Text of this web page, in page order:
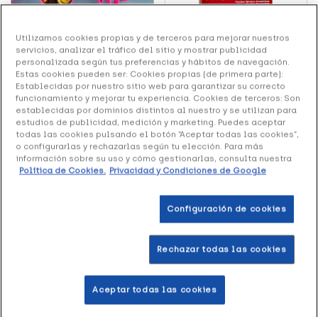
DIETÉTICA | NUTRICIÓN
Plan de Nutrición
Welnia
Recibe asesoramiento
nutricional gratuito.
Thermacare Adaptable
Parches Térmicos, 3
Unidade...
10.45 €
Utilizamos cookies propias y de terceros para mejorar nuestros
servicios, analizar el tráfico del sitio y mostrar publicidad
personalizada según tus preferencias y hábitos de navegación.
Estas cookies pueden ser: Cookies propias (de primera parte):
Establecidas por nuestro sitio web para garantizar su correcto
funcionamiento y mejorar tu experiencia. Cookies de terceros: Son
establecidas por dominios distintos al nuestro y se utilizan para
estudios de publicidad, medición y marketing. Puedes aceptar
todas las cookies pulsando el botón “Aceptar todas las cookies”,
o configurarlas y rechazarlas según tu elección. Para más
información sobre su uso y cómo gestionarlas, consulta nuestra
Política de Cookies. Privacidad y Condiciones de Google
Configuración de cookies
Rechazar todas las cookies
Aceptar todas las cookies